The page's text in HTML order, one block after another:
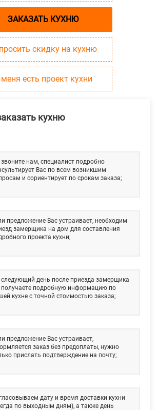
ЗАКАЗАТЬ КУХНЮ
Запросить скидку на кухню
есть проект кухни
кухню
нам, специалист подробно
Вас по всем возникшим
и сориентирует по срокам заказа;
предложение Вас устраивает, необходим
замерщика на дом для составления
проекта кухни;
следующий день после приезда замерщика
получаете подробную информацию по
кухне с точной стоимостью заказа;
предложение Вас устраивает,
заказ без предоплаты, нужно
прислать подтверждение на почту;
дату и время доставки кухни
по выходным дням), а также день